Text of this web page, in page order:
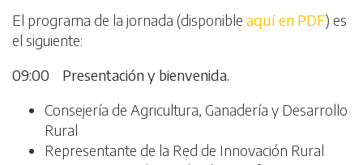
El programa de la jornada (disponible aquí en PDF) es
el siguiente:
09:00 Presentación y bienvenida.
Consejería de Agricultura, Ganadería y Desarrollo
Rural
Representante de la Red de Innovación Rural